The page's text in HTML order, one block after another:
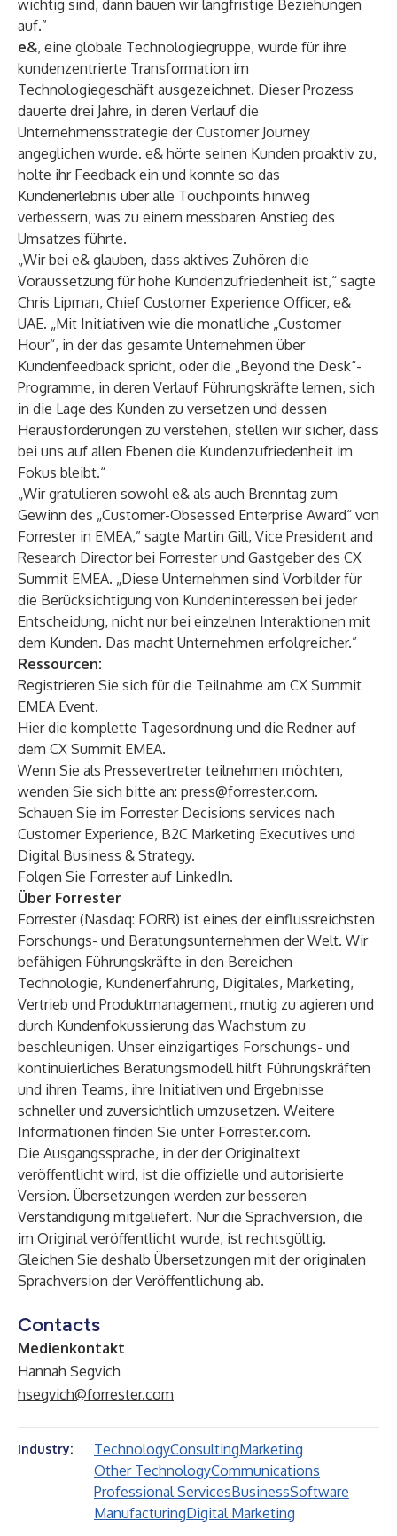
wichtig sind, dann bauen wir langfristige Beziehungen
auf.”
e&, eine globale Technologiegruppe, wurde für ihre
kundenzentrierte Transformation im
Technologiegeschäft ausgezeichnet. Dieser Prozess
dauerte drei Jahre, in deren Verlauf die
Unternehmensstrategie der Customer Journey
angeglichen wurde. e& hörte seinen Kunden proaktiv zu,
holte ihr Feedback ein und konnte so das
Kundenerlebnis über alle Touchpoints hinweg
verbessern, was zu einem messbaren Anstieg des
Umsatzes führte.
„Wir bei e& glauben, dass aktives Zuhören die
Voraussetzung für hohe Kundenzufriedenheit ist,“ sagte
Chris Lipman, Chief Customer Experience Officer, e&
UAE. „Mit Initiativen wie die monatliche „Customer
Hour“, in der das gesamte Unternehmen über
Kundenfeedback spricht, oder die „Beyond the Desk“-
Programme, in deren Verlauf Führungskräfte lernen, sich
in die Lage des Kunden zu versetzen und dessen
Herausforderungen zu verstehen, stellen wir sicher, dass
bei uns auf allen Ebenen die Kundenzufriedenheit im
Fokus bleibt.“
„Wir gratulieren sowohl e& als auch Brenntag zum
Gewinn des „Customer-Obsessed Enterprise Award“ von
Forrester in EMEA,” sagte Martin Gill, Vice President and
Research Director bei Forrester und Gastgeber des CX
Summit EMEA. „Diese Unternehmen sind Vorbilder für
die Berücksichtigung von Kundeninteressen bei jeder
Entscheidung, nicht nur bei einzelnen Interaktionen mit
dem Kunden. Das macht Unternehmen erfolgreicher.”
Ressourcen:
Registrieren Sie sich für die Teilnahme am CX Summit
EMEA Event.
Hier die komplette Tagesordnung und die Rednerauf
dem CX Summit EMEA.
Wenn Sie als Pressevertreter teilnehmen möchten,
wenden Sie sich bitte an: press@forrester.com.
Schauen Sie im Forrester Decisions services nach
Customer Experience, B2C Marketing Executives und
Digital Business & Strategy.
Folgen Sie Forrester auf LinkedIn.
Über Forrester
Forrester (Nasdaq: FORR) ist eines der einflussreichsten
Forschungs- und Beratungsunternehmen der Welt. Wir
befähigen Führungskräfte in den Bereichen
Technologie, Kundenerfahrung, Digitales, Marketing,
Vertrieb und Produktmanagement, mutig zu agieren und
durch Kundenfokussierung das Wachstum zu
beschleunigen. Unser einzigartiges Forschungs- und
kontinuierliches Beratungsmodell hilft Führungskräften
und ihren Teams, ihre Initiativen und Ergebnisse
schneller und zuversichtlich umzusetzen. Weitere
Informationen finden Sie unter Forrester.com.
Die Ausgangssprache, in der der Originaltext
veröffentlicht wird, ist die offizielle und autorisierte
Version. Übersetzungen werden zur besseren
Verständigung mitgeliefert. Nur die Sprachversion, die
im Original veröffentlicht wurde, ist rechtsgültig.
Gleichen Sie deshalb Übersetzungen mit der originalen
Sprachversion der Veröffentlichung ab.
Contacts
Medienkontakt
Hannah Segvich
hsegvich@forrester.com
Industry: TechnologyConsultingMarketing
Other TechnologyCommunications
Professional ServicesBusinessSoftware
ManufacturingDigital Marketing